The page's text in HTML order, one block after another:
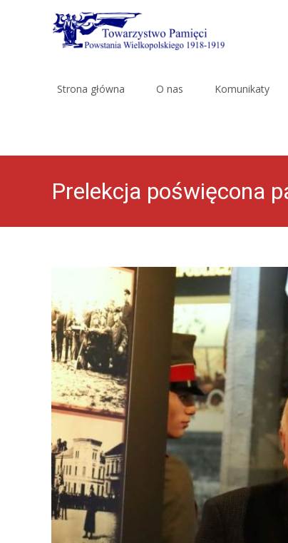
Strona główna O nas Komunikaty
Prelekcja poświęcona